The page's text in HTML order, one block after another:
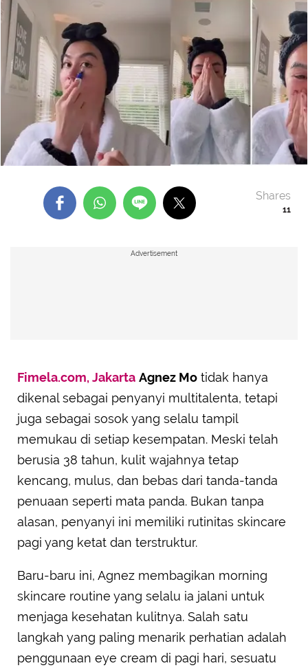
11
Shares
Advertisement
Fimela.com, Jakarta Agnez Mo tidak hanya
dikenal sebagai penyanyi multitalenta, tetapi
juga sebagai sosok yang selalu tampil
memukau di setiap kesempatan. Meski telah
berusia 38 tahun, kulit wajahnya tetap
kencang, mulus, dan bebas dari tanda-tanda
penuaan seperti mata panda. Bukan tanpa
alasan, penyanyi ini memiliki rutinitas skincare
pagi yang ketat dan terstruktur.
Baru-baru ini, Agnez membagikan morning
skincare routine yang selalu ia jalani untuk
menjaga kesehatan kulitnya. Salah satu
langkah yang paling menarik perhatian adalah
penggunaan eye cream di pagi hari, sesuatu